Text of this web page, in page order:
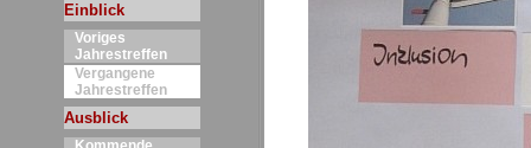
Einblick
Voriges
Jahrestreffen
Vergangene
Jahrestreffen
Ausblick